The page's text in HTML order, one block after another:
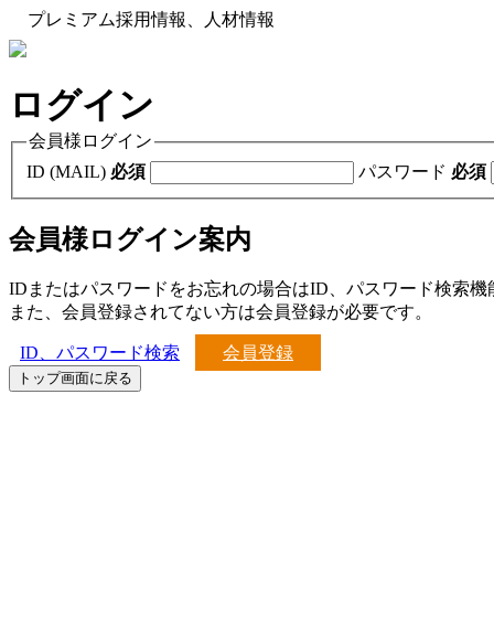
プレミアム採用情報、人材情報
ログイン
会員様ログイン
ID (MAIL) 必須 パスワード 必須
会員様ログイン案内
IDまたはパスワードをお忘れの場合はID、パスワード検索機
また、会員登録されてない方は会員登録が必要です。
ID、パスワード検索 会員登録
トップ画面に戻る